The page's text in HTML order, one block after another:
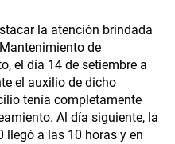
la atención brindada
de
el día 14 de setiembre a
el auxilio de dicho
tenía completamente
Al día siguiente, la
a las 10 horas y en